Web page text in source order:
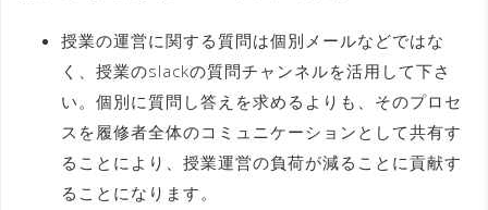
授業の運営に関する質問は個別メールなどではな
く、授業のslackの質問チャンネルを活用して下さ
い。個別に質問し答えを求めるよりも、そのプロセ
スを履修者全体のコミュニケーションとして共有す
ることにより、授業運営の負荷が減ることに貢献す
ることになります。